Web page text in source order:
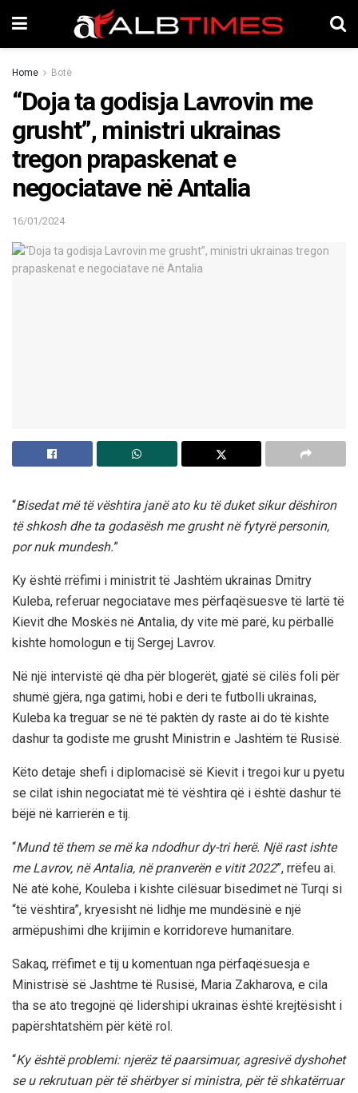
Home Botë
“Doja ta godisja Lavrovin me
grusht”, ministri ukrainas
tregon prapaskenat e
negociatave në Antalia
16/01/2024
“Bisedat më të vështira janë ato ku të duket sikur dëshiron
të shkosh dhe ta godasësh me grusht në fytyrë personin,
por nuk mundesh.”
Ky është rrëfimi i ministrit të Jashtëm ukrainas Dmitry
Kuleba, referuar negociatave mes përfaqësuesve të lartë të
Kievit dhe Moskës në Antalia, dy vite më parë, ku përballë
kishte homologun e tij Sergej Lavrov.
Në një intervistë që dha për blogerët, gjatë së cilës foli për
shumë gjëra, nga gatimi, hobi e deri te futbolli ukrainas,
Kuleba ka treguar se në të paktën dy raste ai do të kishte
dashur ta godiste me grusht Ministrin e Jashtëm të Rusisë.
Këto detaje shefi i diplomacisë së Kievit i tregoi kur u pyetu
se cilat ishin negociatat më të vështira që i është dashur të
bëjë në karrierën e tij.
“Mund të them se më ka ndodhur dy-tri herë. Një rast ishte
me Lavrov, në Antalia, në pranverën e vitit 2022”, rrëfeu ai.
Në atë kohë, Kouleba i kishte cilësuar bisedimet në Turqi si
“të vështira”, kryesisht në lidhje me mundësinë e një
armëpushimi dhe krijimin e korridoreve humanitare.
Sakaq, rrëfimet e tij u komentuan nga përfaqësuesja e
Ministrisë së Jashtme të Rusisë, Maria Zakharova, e cila
tha se ato tregojnë që lidershipi ukrainas është krejtësisht i
papërshtatshëm për këtë rol.
“Ky është problemi: njerëz të paarsimuar, agresivë dyshohet
se u rekrutuan për të shërbyer si ministra, për të shkatërruar